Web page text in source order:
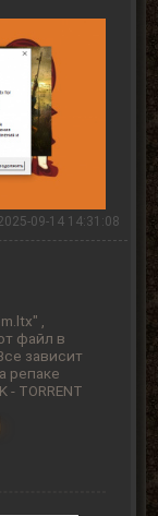
09-14 14:31:08
,
файл в
зависит
репаке
- TORRENT